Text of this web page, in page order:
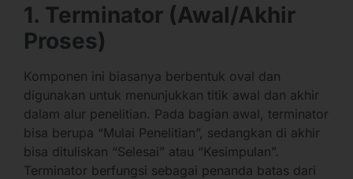
1. Terminator (Awal/Akhir
Proses)
Komponen ini biasanya berbentuk oval dan
digunakan untuk menunjukkan titik awal dan akhir
dalam alur penelitian. Pada bagian awal, terminator
bisa berupa “Mulai Penelitian”, sedangkan di akhir
bisa dituliskan “Selesai” atau “Kesimpulan”.
Terminator berfungsi sebagai penanda batas dari